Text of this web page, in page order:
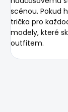
scénou. Pokud
trička pro
modely, které
outfitem.